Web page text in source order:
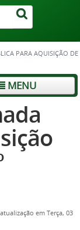
PARA AQUISIÇÃO DE
MENU
em Terça, 03